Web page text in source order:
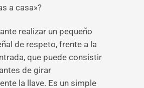
a casa»?
realizar un pequeño
de respeto, frente a la
que puede consistir
de girar
la llave. Es un simple